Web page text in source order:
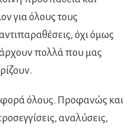
για όλους τους
όχι όμως
πολλά που μας
όλους. Προφανώς και
αναλύσεις,